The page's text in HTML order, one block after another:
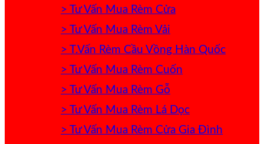
> Tư Vấn Mua Rèm Cửa
> Tư Vấn Mua Rèm Vải
> T.Vấn Rèm Cầu Vồng Hàn Quốc
> Tư Vấn Mua Rèm Cuốn
> Tư Vấn Mua Rèm Gỗ
> Tư Vấn Mua Rèm Lá Dọc
> Tư Vấn Mua Rèm Cửa Gia Đình